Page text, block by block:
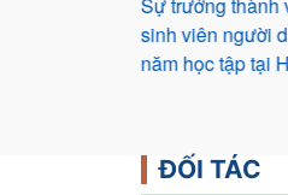
viên xuất sắc,
động, Thương
ĐỐI TÁC